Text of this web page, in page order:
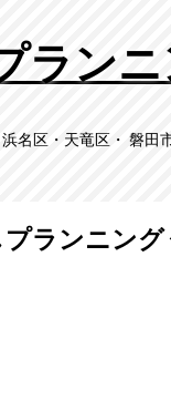
ラン
名区・天竜区・ 磐田
ランニン